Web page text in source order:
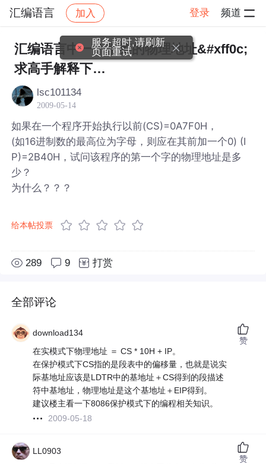
汇编语言 加入 登录 频道
社区 汇编语言 帖子详情
汇编语言中一个很菜的物理地址&#xff0c;
求高手解释下…
lsc101134
2009-05-14
如果在一个程序开始执行以前(CS)=0A7F0H，
(如16进制数的最高位为字母，则应在其前加一个0) (I
P)=2B40H，试问该程序的第一个字的物理地址是多
少？
为什么？？？
给本帖投票
289 9 打赏
全部评论
download134
在实模式下物理地址 ＝ CS * 10H + IP。
在保护模式下CS指的是段表中的偏移量，也就是说实
际基地址应该是LDTR中的基地址＋CS得到的段描述
符中基地址，物理地址是这个基地址＋EIP得到。
建议楼主看一下8086保护模式下的编程相关知识。
2009-05-18
赞
LL0903
赞
服务超时,请刷新
页面重试